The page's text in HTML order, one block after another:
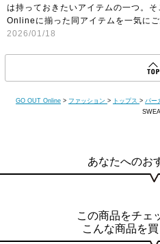
は持っておきたいアイテムの一つ。
Onlineに揃った同アイテムを一気に
2026/01/18
GO OUT Online > ファッション > トップス > パー
あなたへのお
この商品をチェ
こんな商品を買